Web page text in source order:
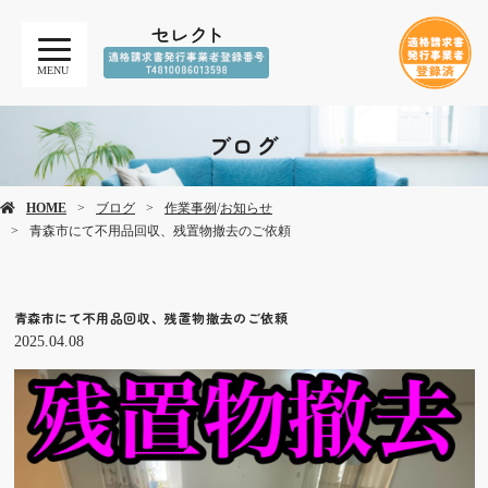
MENU
ブログ
HOME ブログ 作業事例/お知らせ
青森市にて不用品回収、残置物撤去のご依頼
青森市にて不用品回収、残置物撤去のご依頼
2025.04.08